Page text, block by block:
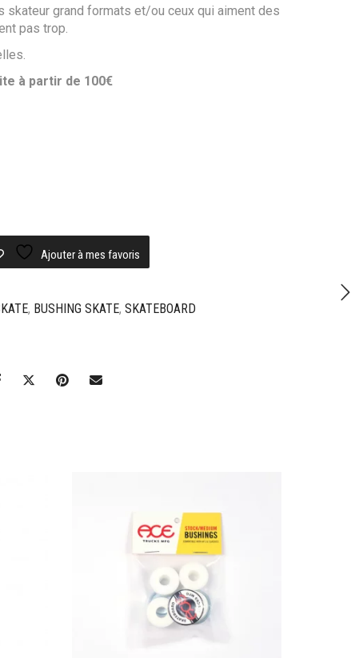
skateur grand formats et/ou ceux qui aiment des
pas trop.
à partir de 100€
Ajouter à mes favoris
, BUSHING SKATE, SKATEBOARD